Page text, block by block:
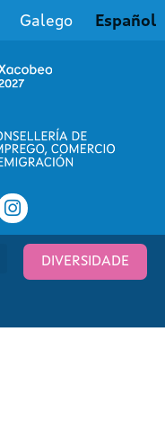
Galego Español
DIVERSIDADE